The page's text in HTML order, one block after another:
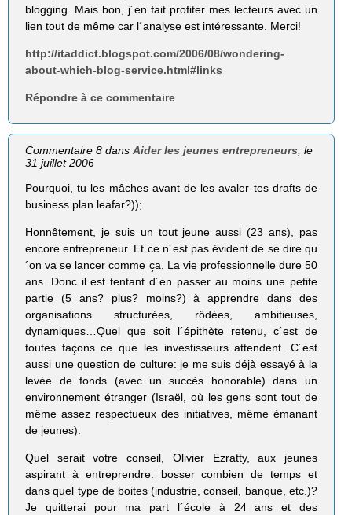
blogging. Mais bon, j´en fait profiter mes lecteurs avec un
lien tout de même car l´analyse est intéressante. Merci!
http://itaddict.blogspot.com/2006/08/wondering-
about-which-blog-service.html#links
Répondre à ce commentaire
Commentaire 8 dansAider les jeunes entrepreneurs , le
31 juillet 2006
Pourquoi, tu les mâches avant de les avaler tes drafts de
business plan leafar?));
Honnêtement, je suis un tout jeune aussi (23 ans), pas
encore entrepreneur. Et ce n´est pas évident de se dire qu
´on va se lancer comme ça. La vie professionnelle dure 50
ans. Donc il est tentant d´en passer au moins une petite
partie (5 ans? plus? moins?) à apprendre dans des
organisations structurées, rôdées, ambitieuses,
dynamiques…Quel que soit l´épithète retenu, c´est de
toutes façons ce que les investisseurs attendent. C´est
aussi une question de culture: je me suis déjà essayé à la
levée de fonds (avec un succès honorable) dans un
environnement étranger (Israël, où les gens sont tout de
même assez respectueux des initiatives, même émanant
de jeunes).
Quel serait votre conseil, Olivier Ezratty, aux jeunes
aspirant à entreprendre: bosser combien de temps et
dans quel type de boites (industrie, conseil, banque, etc.)?
Je quitterai pour ma part l´école à 24 ans et des